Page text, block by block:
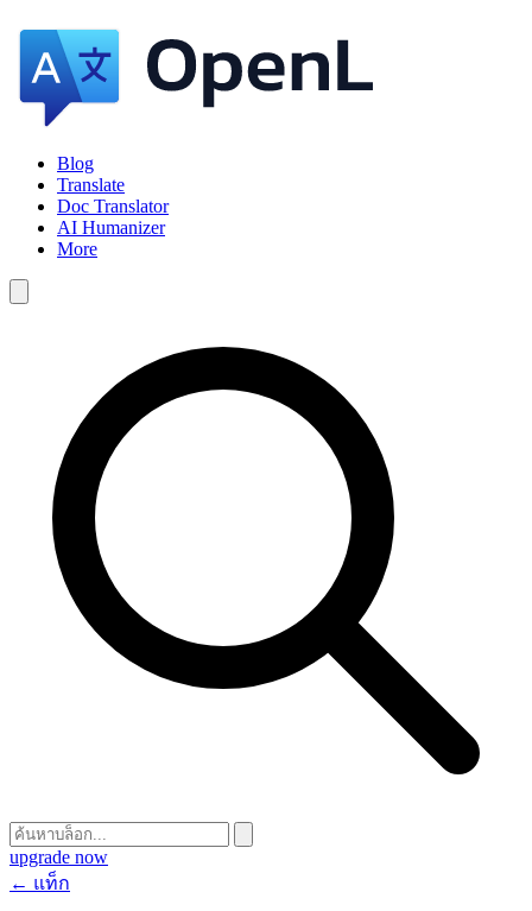
Blog
Translate
Doc Translator
AI Humanizer
More
upgrade now
← แท็ก